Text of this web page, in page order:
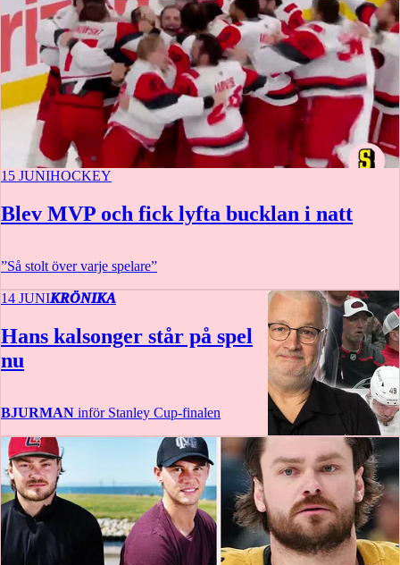
15 JUNIHOCKEY
Blev MVP och fick lyfta bucklan i natt
”Så stolt över varje spelare”
14 JUNIKRÖNIKA
Hans kalsonger står på spel
nu
BJURMAN inför Stanley Cup-finalen